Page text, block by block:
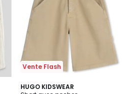
Vente Flash
HUGO KIDSWEAR